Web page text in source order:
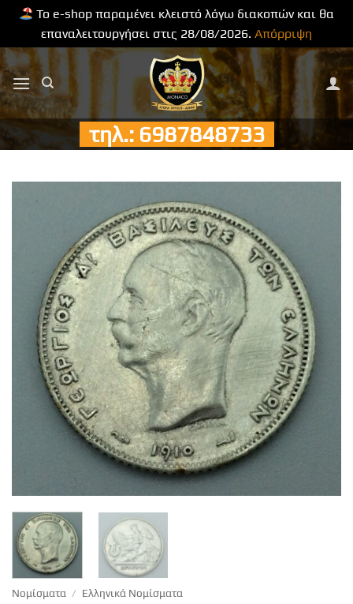
Το e-shop παραμένει κλειστό λόγω διακοπών και θα
επαναλειτουργήσει στις 28/08/2026. Απόρριψη
Μετάβαση
στο
περιεχόμενο
τηλ.: 6987848733
Νομίσματα / Ελληνικά Νομίσματα